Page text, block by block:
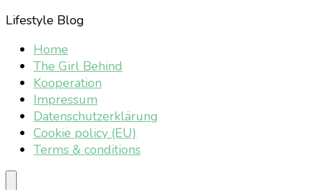
Lifestyle Blog
Home
The Girl Behind
Kooperation
Impressum
Datenschutzerklärung
Cookie policy (EU)
Terms & conditions